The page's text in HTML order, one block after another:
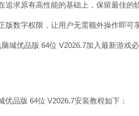
求原有高性能的基础上，保留最佳的软
数字权限，让用户无需额外操作即可享
优品版 64位 V2026.7加入最新游戏
品版 64位 V2026.7安装教程如下：